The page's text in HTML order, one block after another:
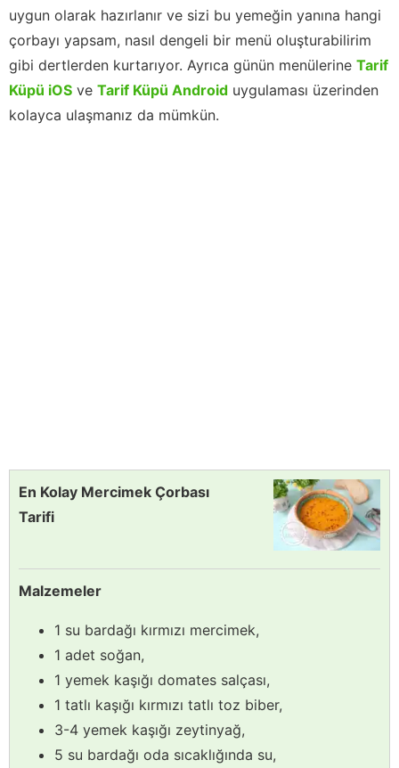
uygun olarak hazırlanır ve sizi bu yemeğin yanına hangi
çorbayı yapsam, nasıl dengeli bir menü oluşturabilirim
gibi dertlerden kurtarıyor. Ayrıca günün menülerine Tarif
Küpü iOS ve Tarif Küpü Android uygulaması üzerinden
kolayca ulaşmanız da mümkün.
En Kolay Mercimek Çorbası
Tarifi
Malzemeler
1 su bardağı kırmızı mercimek,
1 adet soğan,
1 yemek kaşığı domates salçası,
1 tatlı kaşığı kırmızı tatlı toz biber,
3-4 yemek kaşığı zeytinyağ,
5 su bardağı oda sıcaklığında su,